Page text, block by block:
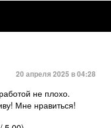
20 апреля 2025 в 04:28
не плохо.
Мне нравиться!